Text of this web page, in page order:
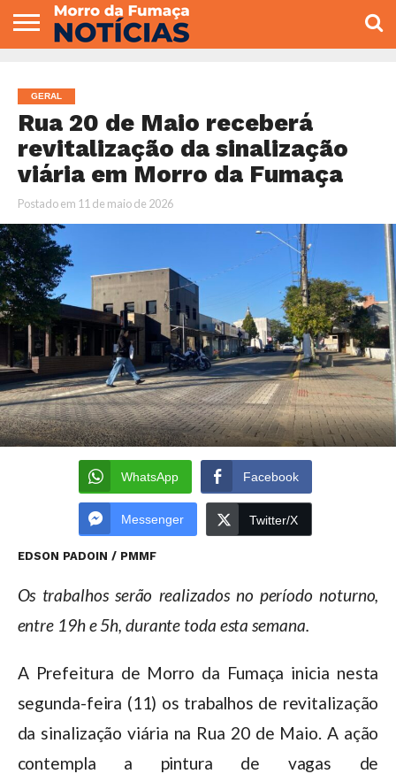
VEREADORES
GERAL
Rua 20 de Maio receberá
revitalização da sinalização
viária em Morro da Fumaça
Postado em 11 de maio de 2026
WhatsApp Facebook
Messenger Twitter/X
EDSON PADOIN / PMMF
Os trabalhos serão realizados no período noturno,
entre 19h e 5h, durante toda esta semana.
A Prefeitura de Morro da Fumaça inicia nesta
segunda-feira (11) os trabalhos de revitalização
da sinalização viária na Rua 20 de Maio. A ação
contempla a pintura de vagas de